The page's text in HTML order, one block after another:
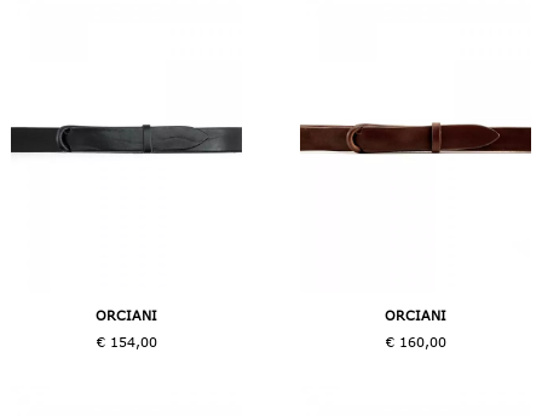
ORCIANI
€ 154,00
ORCIANI
€ 160,00